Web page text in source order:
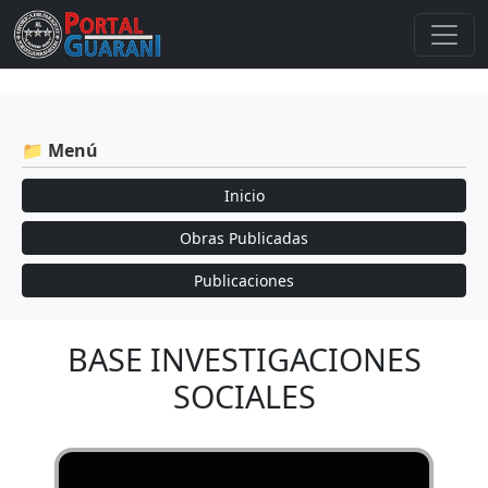
📁 Menú
Inicio
Obras Publicadas
Publicaciones
BASE INVESTIGACIONES
SOCIALES